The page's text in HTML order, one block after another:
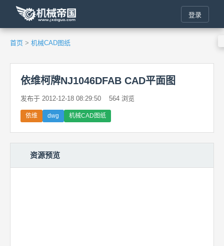
登录
首页 > 机械CAD图纸
依维柯牌NJ1046DFAB CAD平面图
发布于 2012-12-18 08:29:50 564 浏览
依维 dwg 机械CAD图纸
资源预览